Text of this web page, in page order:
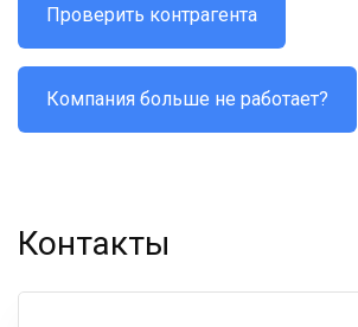
Проверить контрагента
Компания больше не работает?
Контакты